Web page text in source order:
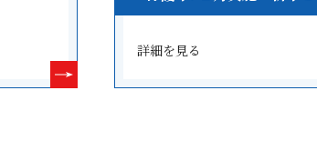
詳細を見る